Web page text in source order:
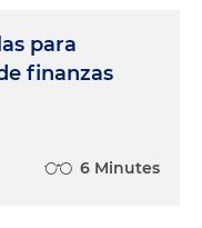
para
finanzas
6 Minutes